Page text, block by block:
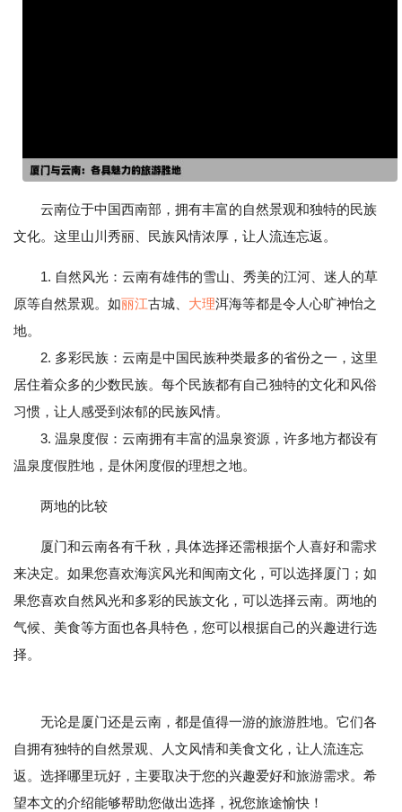
云南位于中国西南部，拥有丰富的自然景观和独特的民族
文化。这里山川秀丽、民族风情浓厚，让人流连忘返。
1. 自然风光：云南有雄伟的雪山、秀美的江河、迷人的草
原等自然景观。如丽江古城、 大理洱海等都是令人心旷神怡之
地。
2. 多彩民族：云南是中国民族种类最多的省份之一，这里
居住着众多的少数民族。每个民族都有自己独特的文化和风俗
习惯，让人感受到浓郁的民族风情。
3. 温泉度假：云南拥有丰富的温泉资源，许多地方都设有
温泉度假胜地，是休闲度假的理想之地。
两地的比较
厦门和云南各有千秋，具体选择还需根据个人喜好和需求
来决定。如果您喜欢海滨风光和闽南文化，可以选择厦门；如
果您喜欢自然风光和多彩的民族文化，可以选择云南。两地的
气候、美食等方面也各具特色，您可以根据自己的兴趣进行选
择。
无论是厦门还是云南，都是值得一游的旅游胜地。它们各
自拥有独特的自然景观、人文风情和美食文化，让人流连忘
返。选择哪里玩好，主要取决于您的兴趣爱好和旅游需求。希
望本文的介绍能够帮助您做出选择，祝您旅途愉快！